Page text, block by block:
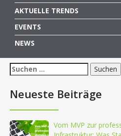
AKTUELLE TRENDS
EVENTS
NEWS
Suchen
nach:
Neueste Beiträge
Vom MVP zur